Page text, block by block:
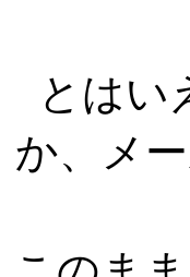
とはい
か、メ